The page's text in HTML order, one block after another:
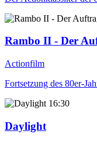
Rambo II - Der
Actionfilm
Fortsetzung des 80er-
16:30
Daylight